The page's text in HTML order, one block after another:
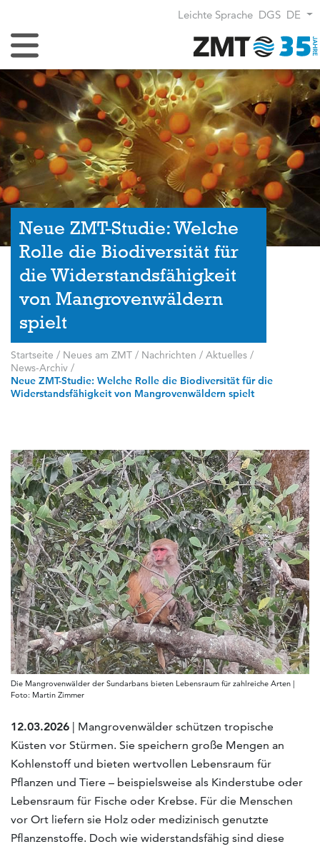
Leichte Sprache DGS DE
Navigation umschalten
Neue ZMT-Studie: Welche
Rolle die Biodiversität für
die Widerstandsfähigkeit
von Mangrovenwäldern
spielt
Startseite / Neues am ZMT / Nachrichten / Aktuelles /
News-Archiv /
Neue ZMT-Studie: Welche Rolle die Biodiversität für die
Widerstandsfähigkeit von Mangrovenwäldern spielt
Die Mangrovenwälder der Sundarbans bieten Lebensraum für zahlreiche Arten |
Foto: Martin Zimmer
12.03.2026 | Mangrovenwälder schützen tropische
Küsten vor Stürmen. Sie speichern große Mengen an
Kohlenstoff und bieten wertvollen Lebensraum für
Pflanzen und Tiere – beispielsweise als Kinderstube oder
Lebensraum für Fische oder Krebse. Für die Menschen
vor Ort liefern sie Holz oder medizinisch genutzte
Pflanzenstoffe. Doch wie widerstandsfähig sind diese